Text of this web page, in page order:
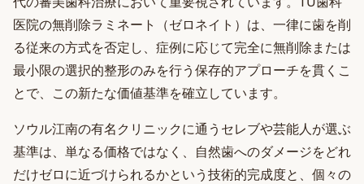
医院の無削除ラミネート（ゼロネイト）は、一律に歯を削
る従来の方式を否定し、症例に応じて完全に無削除または
最小限の選択的整形のみを行う保存的アプローチを貫くこ
とで、この新たな価値基準を確立しています。
ソウル江南の有名クリニックに通うセレブや芸能人が選ぶ
基準は、単なる価格ではなく、自然歯へのダメージをどれ
だけゼロに近づけられるかという技術的完成度と、個々の